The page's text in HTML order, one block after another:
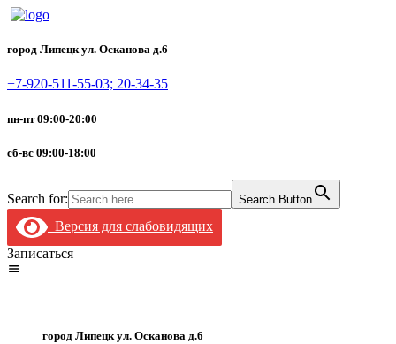
город Липецк ул. Осканова д.6
+7-920-511-55-03; 20-34-35
пн-пт 09:00-20:00
сб-вс 09:00-18:00
Search for: Search Button
Версия для слабовидящих
Записаться
город Липецк ул. Осканова д.6